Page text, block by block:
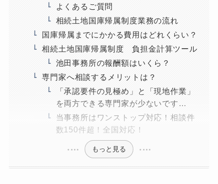
よくあるご質問
相続土地国庫帰属制度業務の流れ
国庫帰属までにかかる費用はどれくらい？
相続土地国庫帰属制度 負担金計算ツール
池田事務所の報酬額はいくら？
専門家へ相談するメリットは？
「承認要件の見極め」と「現地作業」
を両方できる専門家が少ないです…
当事務所はワンストップ対応！相談件
数150件超！全国対応！
もっと見る